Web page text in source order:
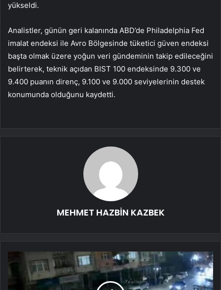
yükseldi.
Analistler, günün geri kalanında ABD’de Philadelphia Fed
imalat endeksi ile Avro Bölgesinde tüketici güven endeksi
başta olmak üzere yoğun veri gündeminin takip edileceğini
belirterek, teknik açıdan BIST 100 endeksinde 9.300 ve
9.400 puanın direnç, 9.100 ve 9.000 seviyelerinin destek
konumunda olduğunu kaydetti.
MEHMET HAZBİN KAZBEK